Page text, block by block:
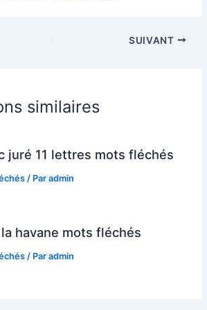
SUIVANT
similaires
juré 11 lettres mots fléchés
/ Paradmin
havane mots fléchés
/ Paradmin